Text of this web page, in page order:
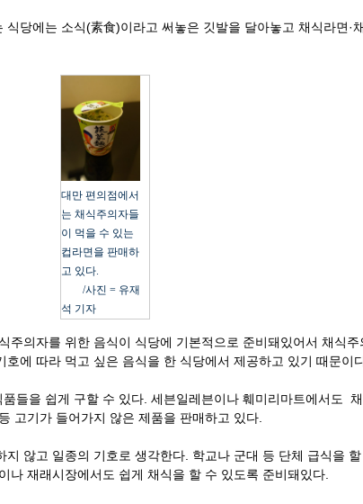
당에는 소식(素食)이라고 써놓은 깃발을 달아놓고 채식라면·
대만 편의점에서
는 채식주의자들
이 먹을 수 있는
컵라면을 판매하
고 있다.
/사진 = 유재
석 기자
주의자를 위한 음식이 식당에 기본적으로 준비돼있어서 채식주
에 따라 먹고 싶은 음식을 한 식당에서 제공하고 있기 때문이
들을 쉽게 구할 수 있다. 세븐일레븐이나 훼미리마트에서도
고기가 들어가지 않은 제품을 판매하고 있다.
않고 일종의 기호로 생각한다. 학교나 군대 등 단체 급식을
나 재래시장에서도 쉽게 채식을 할 수 있도록 준비돼있다.